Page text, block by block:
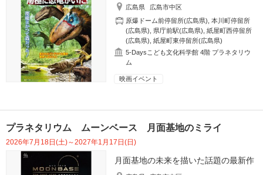
広島県
広島市中区
原爆ドーム前停留所(広島県) ,本川町停留所
(広島県)
県庁前駅(広島県) ,紙屋町西停留所
(広島県) ,紙屋町東停留所(広島県)
5-Daysこども文化科学館 4階 プラネタリウ
ム
映画イベント
プラネタリウム ムーンベース 月面基地のミライ
2026年7月18日(土)～2027年1月17日(日)
月面基地の未来を描いた話題の最新作